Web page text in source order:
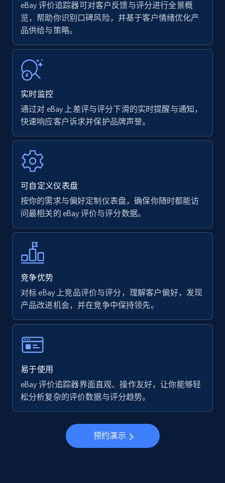
Amazon products - find products by using
upc numbers
Title, Seller name, Brand, Description, Initial
price, Currency, Availability, Reviews count, and
more.
35.2K+ 5.7K+ 立即开始
Amazon Reviews
URL, Product name, Product rating, Product
rating object, Product rating max, Rating,
Author name, Asin, and more.
URL, Final price, Sku, Currency, Gtin,
Specifications, Image urls, Top reviews, and
more.
5.6K+
Walmart - products - Find new products by
using specific category URL
URL, Final price, Sku, Currency, Gtin,
Specifications, Image urls, Top reviews, and
eBay 评价追踪器可对客户反馈与评分进行全景概
览，帮助你识别口碑风险，并基于客户情绪优化产
品供给与策略。
实时监控
通过对 eBay 上差评与评分下滑的实时提醒与通知，
快速响应客户诉求并保护品牌声誉。
可自定义仪表盘
按你的需求与偏好定制仪表盘，确保你随时都能访
问最相关的 eBay 评价与评分数据。
竞争优势
对标 eBay 上竞品评价与评分，理解客户偏好，发现
产品改进机会，并在竞争中保持领先。
易于使用
eBay 评价追踪器界面直观、操作友好，让你能够轻
松分析复杂的评价数据与评分趋势。
预约演示